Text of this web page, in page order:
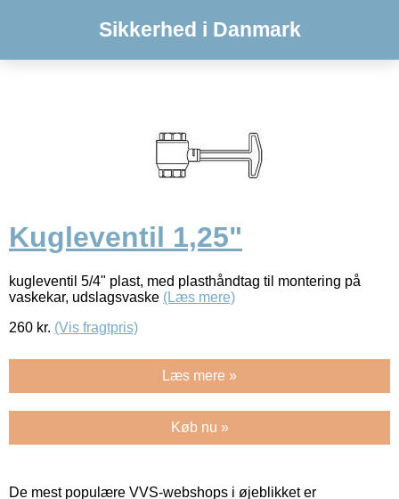
Sikkerhed i Danmark
Kugleventil 1,25"
kugleventil 5/4" plast, med plasthåndtag til montering på
vaskekar, udslagsvaske (Læs mere)
260 kr. (Vis fragtpris)
Læs mere »
Køb nu »
De mest populære VVS-webshops i øjeblikket er